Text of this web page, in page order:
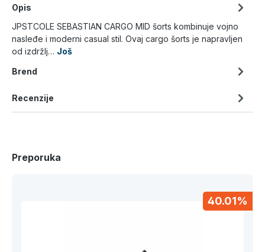
Opis
JPSTCOLE SEBASTIAN CARGO MID šorts kombinuje vojno
nasleđe i moderni casual stil. Ovaj cargo šorts je napravljen
od izdržlj… Još
Brend
Recenzije
Preporuka
40.01%
Kreiraj nalog i uživaj u pogodnostima pri kupovini i
popustu dobrodošlice.